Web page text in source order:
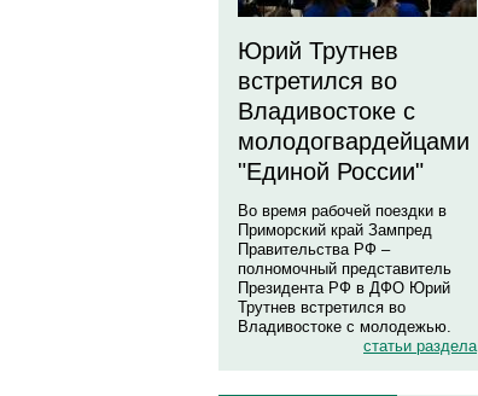
Юрий Трутнев
встретился во
Владивостоке с
молодогвардейцами
"Единой России"
Во время рабочей поездки в
Приморский край Зампред
Правительства РФ –
полномочный представитель
Президента РФ в ДФО Юрий
Трутнев встретился во
Владивостоке с молодежью.
статьи раздела